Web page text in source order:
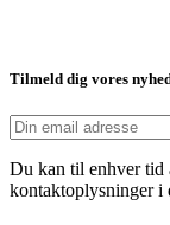
Tilmeld dig vores
Du kan til enhver tid
kontaktoplysninger i